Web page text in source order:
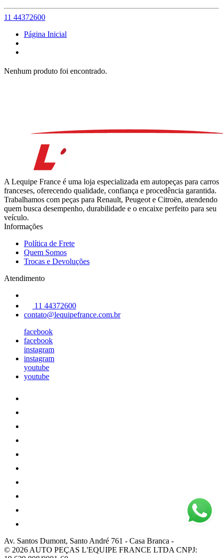
11 44372600
Página Inicial
Nenhum produto foi encontrado.
A Lequipe France é uma loja especializada em autopeças para carros
franceses, oferecendo qualidade, confiança e procedência garantida.
Trabalhamos com peças para Renault, Peugeot e Citroën, atendendo
quem busca desempenho, durabilidade e o encaixe perfeito para seu
veículo.
Informações
Política de Frete
Quem Somos
Trocas e Devoluções
Atendimento
11 44372600
contato@lequipefrance.com.br
facebook
facebook
instagram
instagram
youtube
youtube
Av. Santos Dumont, Santo André 761 - Casa Branca -
© 2026 AUTO PEÇAS L'EQUIPE FRANCE LTDA CNPJ: